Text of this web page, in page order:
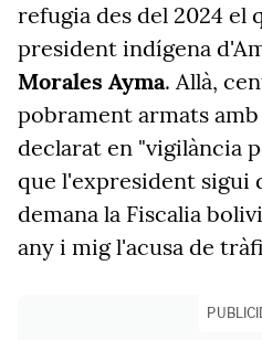
refugia des del 2024 el
president indígena
Morales Ayma. Allà,
pobrament armats
declarat en "vigilància
que l'expresident sigui
demana la Fiscalia
any i mig l'acusa de